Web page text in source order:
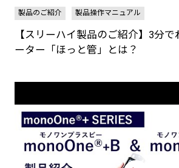
製品のご紹介 製品操作マニュアル
【スリーハイ製品のご紹介】3分
ーター「ほっと管」とは？